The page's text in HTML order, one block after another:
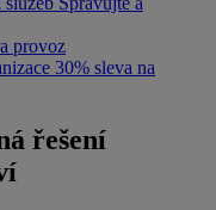
provoz
30% sleva na
řešení